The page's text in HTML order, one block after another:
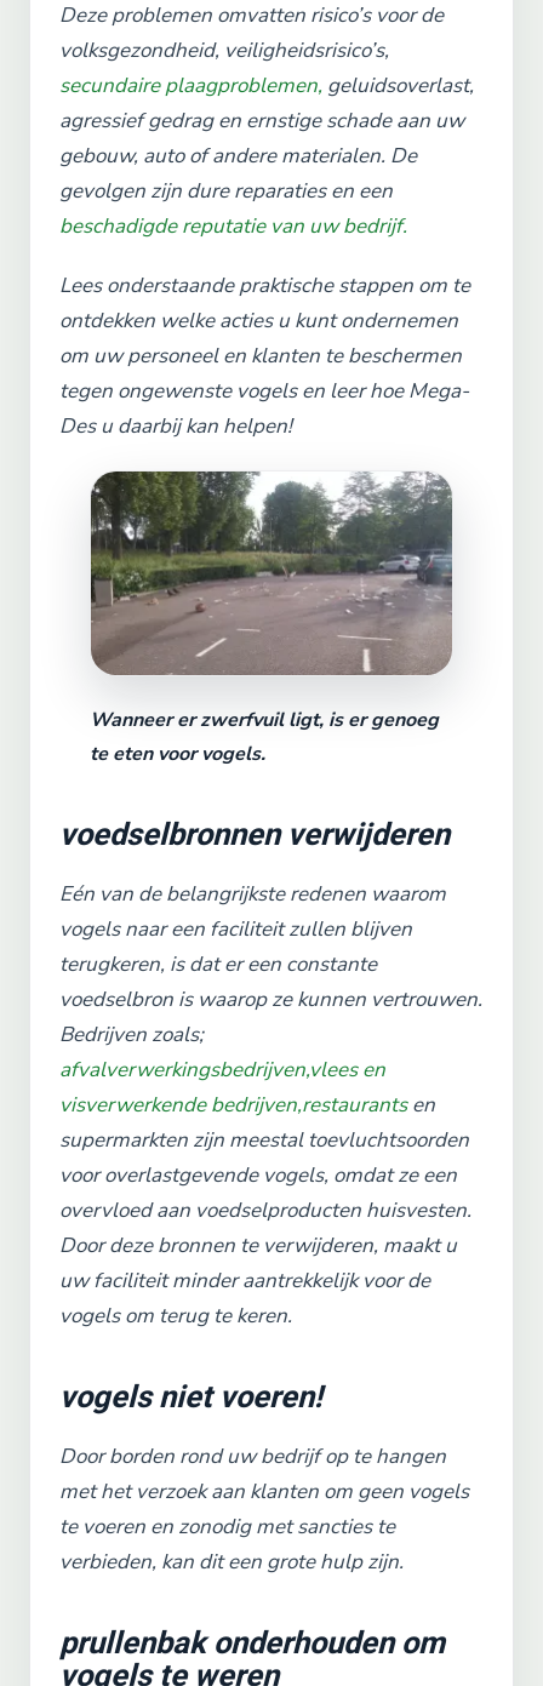
Deze problemen omvatten risico’s voor de
volksgezondheid, veiligheidsrisico’s,
secundaire plaagproblemen, geluidsoverlast,
agressief gedrag en ernstige schade aan uw
gebouw, auto of andere materialen. De
gevolgen zijn dure reparaties en een
beschadigde reputatie van uw bedrijf.
Lees onderstaande praktische stappen om te
ontdekken welke acties u kunt ondernemen
om uw personeel en klanten te beschermen
tegen ongewenste vogels en leer hoe Mega-
Des u daarbij kan helpen!
Wanneer er zwerfvuil ligt, is er genoeg
te eten voor vogels.
voedselbronnen verwijderen
Eén van de belangrijkste redenen waarom
vogels naar een faciliteit zullen blijven
terugkeren, is dat er een constante
voedselbron is waarop ze kunnen vertrouwen.
Bedrijven zoals;
afvalverwerkingsbedrijven,vlees en
visverwerkende bedrijven,restaurantsen
supermarkten zijn meestal toevluchtsoorden
voor overlastgevende vogels, omdat ze een
overvloed aan voedselproducten huisvesten.
Door deze bronnen te verwijderen, maakt u
uw faciliteit minder aantrekkelijk voor de
vogels om terug te keren.
vogels niet voeren!
Door borden rond uw bedrijf op te hangen
met het verzoek aan klanten om geen vogels
te voeren en zonodig met sancties te
verbieden, kan dit een grote hulp zijn.
prullenbak onderhouden om
vogels te weren